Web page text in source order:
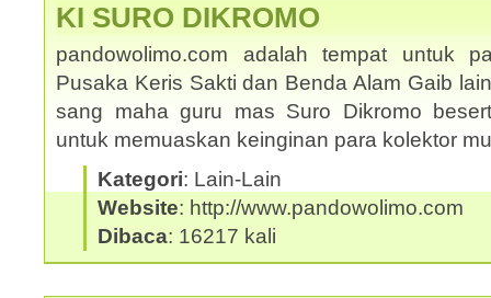
KI SURO DIKROMO
pandowolimo.com adalah tempat untuk
Pusaka Keris Sakti dan Benda Alam Gaib
sang maha guru mas Suro Dikromo
untuk memuaskan keinginan para kolektor
Kategori: Lain-Lain
Website: http://www.pandowolimo.com
Dibaca: 16217 kali